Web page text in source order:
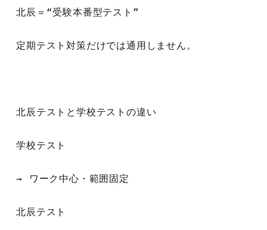
北辰＝“受験本番型テスト”
定期テスト対策だけでは通用しません。
北辰テストと学校テストの違い
学校テスト
→ ワーク中心・範囲固定
北辰テスト